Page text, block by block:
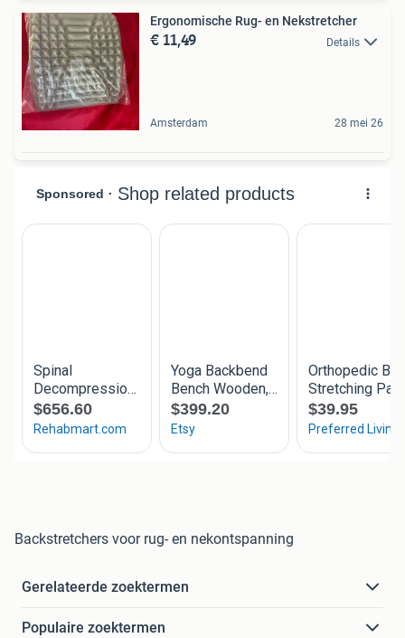
Ergonomische Rug- en Nekstretcher
€ 11,49 Details
Amsterdam 28 mei 26
Backstretchers voor rug- en nekontspanning
Gerelateerde zoektermen
Populaire zoektermen